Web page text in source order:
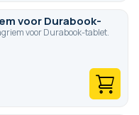
voor Durabook-
voor Durabook-tablet.